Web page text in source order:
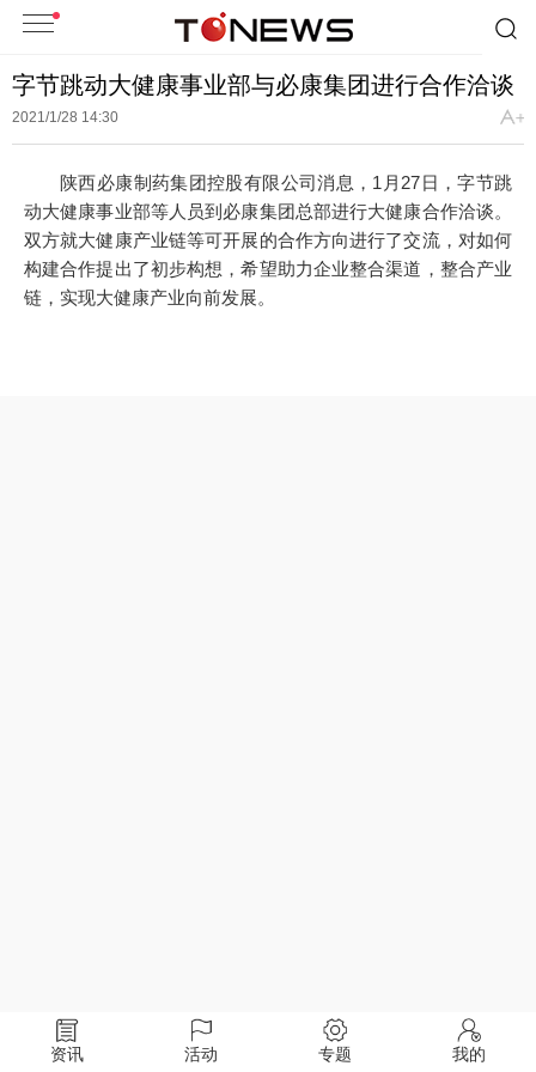
字节跳动大健康事业部与必康集团进行合作洽谈
2021/1/28 14:30
陕西必康制药集团控股有限公司消息，1月27日，字节跳
动大健康事业部等人员到必康集团总部进行大健康合作洽谈。
双方就大健康产业链等可开展的合作方向进行了交流，对如何
构建合作提出了初步构想，希望助力企业整合渠道，整合产业
链，实现大健康产业向前发展。
资讯 活动 专题 我的